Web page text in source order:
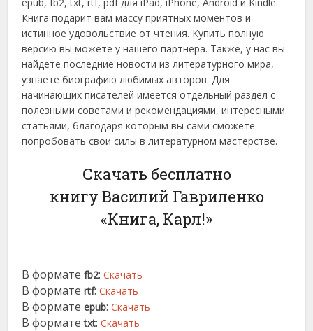
Книга подарит вам массу приятных моментов и
истинное удовольствие от чтения. Купить полную
версию вы можете у нашего партнера. Также, у нас вы
найдете последние новости из литературного мира,
узнаете биографию любимых авторов. Для
начинающих писателей имеется отдельный раздел с
полезными советами и рекомендациями, интересными
статьями, благодаря которым вы сами сможете
попробовать свои силы в литературном мастерстве.
Скачать бесплатно
книгу Василий Гавриленко
«Книга, Карл!»
В форматеfb2:Скачать
В форматеrtf:Скачать
В форматеepub:Скачать
В форматеtxt:Скачать